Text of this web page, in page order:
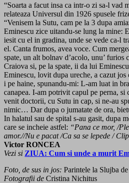
“Soarta a facut insa ca intr-o zi sa-l vad
relateaza Universul din 1926 spusele
“Venisem la Sutu, cam pe la 3 dupa
Eminescu zice uitan­du-se lung la mine:
iesit cu el in gradina, unde se vede ca-l
el. Canta frumos, avea voce. Cum
spate, un alt bolnav d’acolo, unu’
Craiova si, pe la spate, ii da lui
Eminescu, lovit dupa ureche, a cazut
i pe haine, spunan­du-mi: L-am luat in
canapea. I-am potrivit capul pe perna, si
venit doctorii, cu Sutu in cap, si ne-au
nimic… Dar dupa o jumatate de ora,
In halatul sau de spital s-au gasit, dupa
care se incheie astfel: “Pana ce mor, /
amor.//Nu e pacat /Ca sa se lepede /
Victor RONCEA
Vezi si ZIUA: Cum si unde a murit
Foto, de sus in jos: Parintele la Slujba
Fotografii de Cristina Nichitus